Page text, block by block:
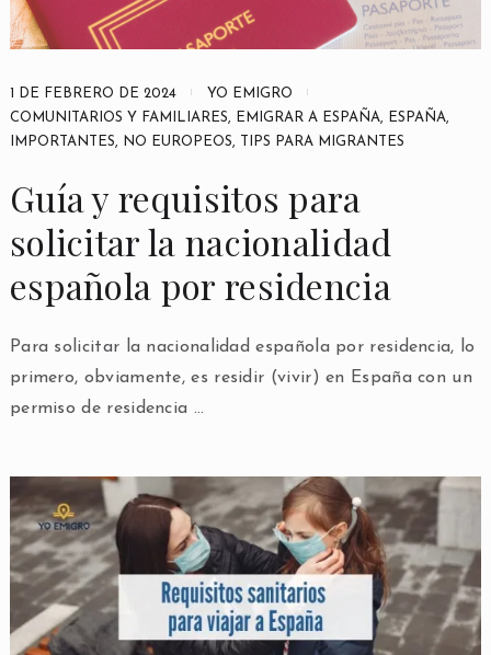
1 DE FEBRERO DE 2024
YO EMIGRO
COMUNITARIOS Y FAMILIARES, EMIGRAR A ESPAÑA, ESPAÑA,
IMPORTANTES, NO EUROPEOS, TIPS PARA MIGRANTES
Guía y requisitos para
solicitar la nacionalidad
española por residencia
Para solicitar la nacionalidad española por residencia, lo
primero, obviamente, es residir (vivir) en España con un
permiso de residencia …